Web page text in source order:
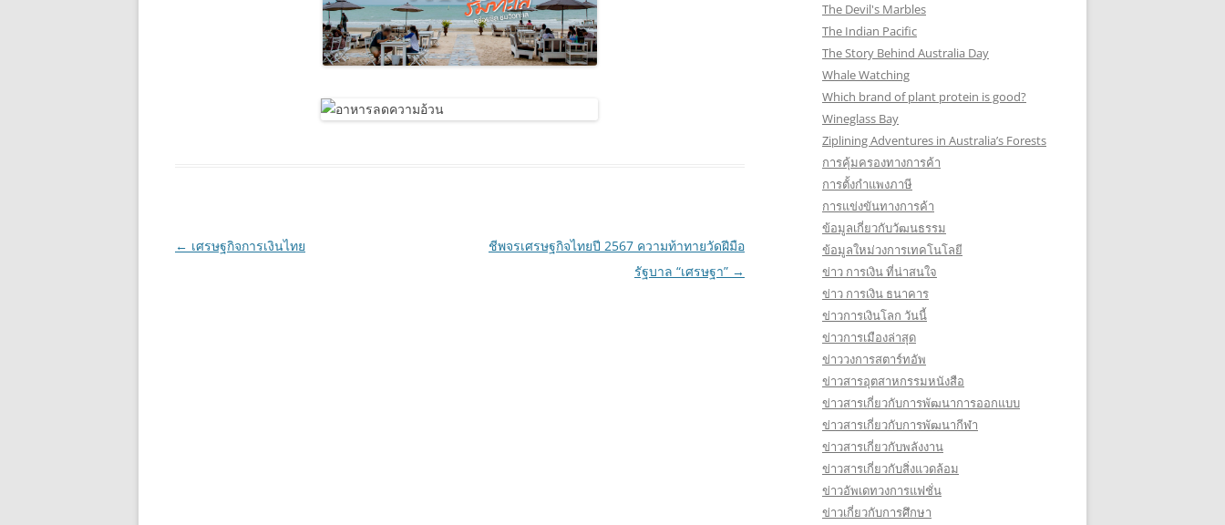
Post
← เศรษฐกิจการเงินไทย
ชีพจรเศรษฐกิจไทยปี 2567 ความท้าทายวัดฝีมือ
รัฐบาล “เศรษฐา” →
The Devil's Marbles
The Indian Pacific
The Story Behind Australia Day
Whale Watching
Which brand of plant protein is good?
Wineglass Bay
Ziplining Adventures in Australia’s Forests
การคุ้มครองทางการค้า
การตั้งกำแพงภาษี
การแข่งขันทางการค้า
ข้อมูลเกี่ยวกับวัฒนธรรม
ข้อมูลใหม่วงการเทคโนโลยี
ข่าว การเงิน ที่น่าสนใจ
ข่าว การเงิน ธนาคาร
ข่าวการเงินโลก วันนี้
ข่าวการเมืองล่าสุด
ข่าววงการสตาร์ทอัพ
ข่าวสารอุตสาหกรรมหนังสือ
ข่าวสารเกี่ยวกับการพัฒนาการออกแบบ
ข่าวสารเกี่ยวกับการพัฒนากีฬา
ข่าวสารเกี่ยวกับพลังงาน
ข่าวสารเกี่ยวกับสิ่งแวดล้อม
ข่าวอัพเดทวงการแฟชั่น
ข่าวเกี่ยวกับการศึกษา